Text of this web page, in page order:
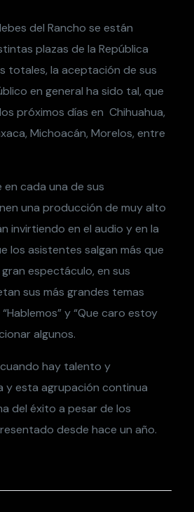
del Rancho se están
plazas de la República
totales, la aceptación de sus
en general ha sido tal, que
próximos días en Chihuahua,
Michoacán, Morelos, entre
cada una de sus
una producción de muy alto
invirtiendo en el audio y en la
los asistentes salgan más que
espectáculo, en sus
sus más grandes temas
y “Que caro estoy
algunos.
hay talento y
y esta agrupación continua
del éxito a pesar de los
desde hace un año.